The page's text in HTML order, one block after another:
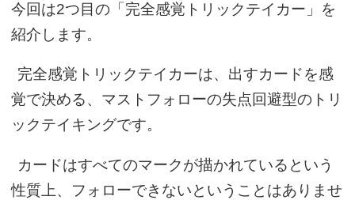
今回は2つ目の「完全感覚トリックテイカー」を
紹介します。
完全感覚トリックテイカーは、出すカードを感
覚で決める、マストフォローの失点回避型のトリ
ックテイキングです。
カードはすべてのマークが描かれているという
性質上、フォローできないということはありませ